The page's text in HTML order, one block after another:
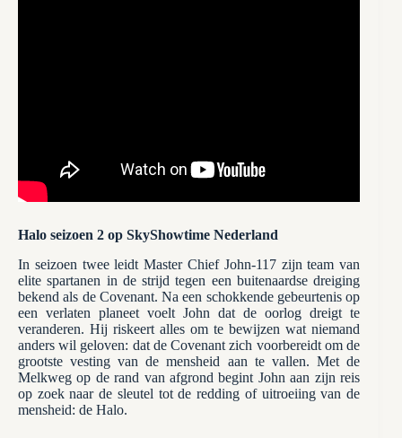
Halo seizoen 2 op SkyShowtime Nederland
In seizoen twee leidt Master Chief John-117 zijn team van
elite spartanen in de strijd tegen een buitenaardse dreiging
bekend als de Covenant. Na een schokkende gebeurtenis op
een verlaten planeet voelt John dat de oorlog dreigt te
veranderen. Hij riskeert alles om te bewijzen wat niemand
anders wil geloven: dat de Covenant zich voorbereidt om de
grootste vesting van de mensheid aan te vallen. Met de
Melkweg op de rand van afgrond begint John aan zijn reis
op zoek naar de sleutel tot de redding of uitroeiing van de
mensheid: de Halo.